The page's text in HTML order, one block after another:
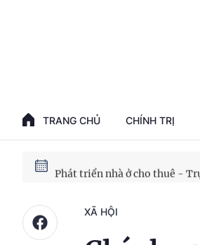
TRANG CHỦ CHÍNH TRỊ
Phát triển kinh tế nhà nước
Phát triển nhà ở cho thuê -
XÃ HỘI